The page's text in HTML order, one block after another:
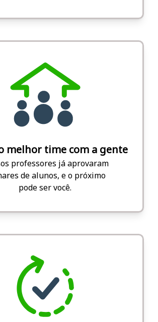
melhor time com a gente
professores já aprovaram
de alunos, e o próximo
pode ser você.